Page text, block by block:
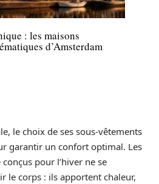
: les maisons
d’Amsterdam
le choix de ses sous-vêtements
garantir un confort optimal. Les
pour l’hiver ne se
le corps : ils apportent chaleur,